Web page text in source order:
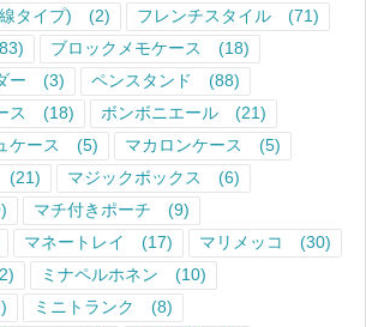
タイプ)
(2) フレンチスタイル
(71)
ブロックメモケース
(18)
ー
(3) ペンスタンド
(88)
ス
(18) ボンボニエール
(21)
ケース
(5) マカロンケース
(5)
(21) マジックボックス
(6)
マチ付きポーチ
(9)
マネートレイ (17) マリメッコ
(30)
ミナペルホネン
(10)
ミニトランク
(8)